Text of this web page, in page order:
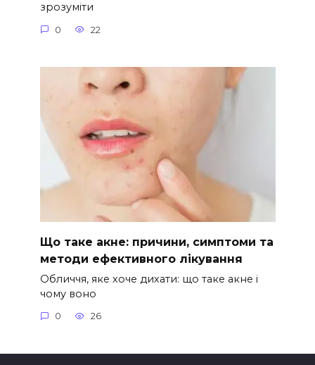
зрозуміти
0 22
Що таке акне: причини, симптоми та
методи ефективного лікування
Обличчя, яке хоче дихати: що таке акне і
чому воно
0 26